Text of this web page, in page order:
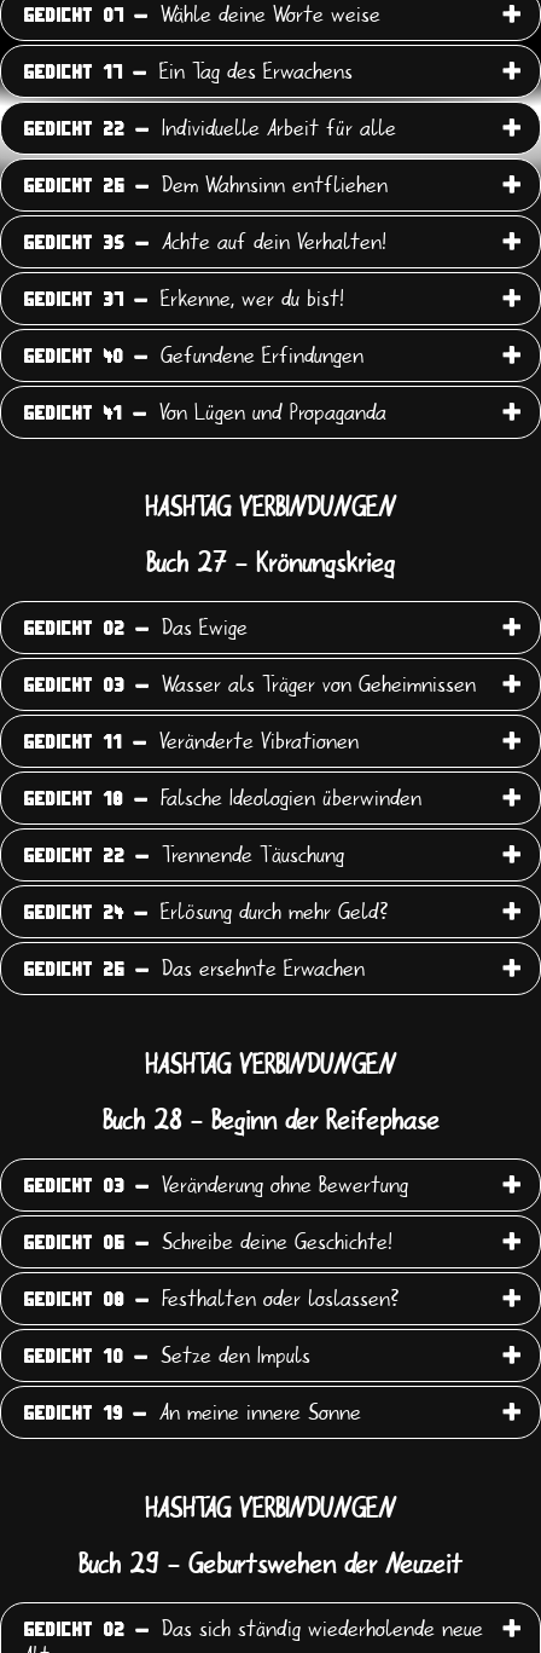
GEDICHT 07 - Wähle deine Worte weise
GEDICHT 17 - Ein Tag des Erwachens
GEDICHT 22 - Individuelle Arbeit für alle
GEDICHT 26 - Dem Wahnsinn entfliehen
GEDICHT 35 - Achte auf dein Verhalten!
GEDICHT 37 - Erkenne, wer du bist!
GEDICHT 40 - Gefundene Erfindungen
GEDICHT 41 - Von Lügen und Propaganda
HASHTAG VERBINDUNGEN
Buch 27 - Krönungskrieg
GEDICHT 02 - Das Ewige
GEDICHT 03 - Wasser als Träger von Geheimnissen
GEDICHT 11 - Veränderte Vibrationen
GEDICHT 18 - Falsche Ideologien überwinden
GEDICHT 22 - Trennende Täuschung
GEDICHT 24 - Erlösung durch mehr Geld?
GEDICHT 26 - Das ersehnte Erwachen
HASHTAG VERBINDUNGEN
Buch 28 - Beginn der Reifephase
GEDICHT 03 - Veränderung ohne Bewertung
GEDICHT 06 - Schreibe deine Geschichte!
GEDICHT 08 - Festhalten oder loslassen?
GEDICHT 10 - Setze den Impuls
GEDICHT 19 - An meine innere Sonne
HASHTAG VERBINDUNGEN
Buch 29 - Geburtswehen der Neuzeit
GEDICHT 02 -
Das sich ständig wiederholende neue